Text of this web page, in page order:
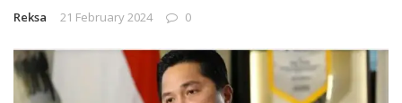
Reksa 21 February 2024 0